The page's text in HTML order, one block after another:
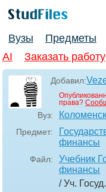
Вузы Предметы
AI
Заказать работу
Добавил:
права?
Вуз:
Предмет:
финансы
Файл:
Учебник
финансы
/ Уч.